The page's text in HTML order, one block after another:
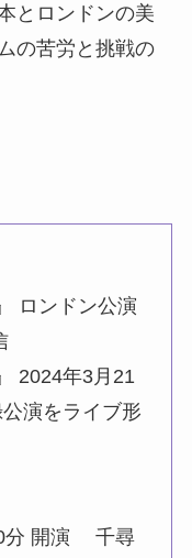
とロンドンの美
の苦労と挑戦の
ロンドン公演
2024年3月21
演をライブ形
分 開演 千尋